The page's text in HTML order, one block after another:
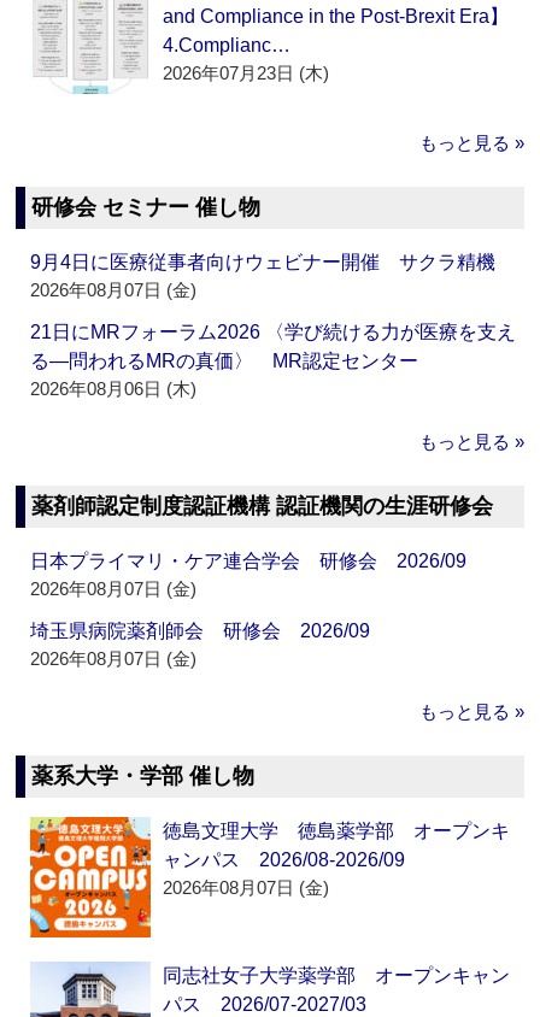
and Compliance in the Post-Brexit Era】
4.Complianc…
2026年07月23日 (木)
もっと見る »
研修会 セミナー 催し物
9月4日に医療従事者向けウェビナー開催 サクラ精機
2026年08月07日 (金)
21日にMRフォーラム2026 〈学び続ける力が医療を支え
る―問われるMRの真価〉 MR認定センター
2026年08月06日 (木)
もっと見る »
薬剤師認定制度認証機構 認証機関の生涯研修会
日本プライマリ・ケア連合学会 研修会 2026/09
2026年08月07日 (金)
埼玉県病院薬剤師会 研修会 2026/09
2026年08月07日 (金)
もっと見る »
薬系大学・学部 催し物
徳島文理大学 徳島薬学部 オープンキ
ャンパス 2026/08-2026/09
2026年08月07日 (金)
同志社女子大学薬学部 オープンキャン
パス 2026/07-2027/03